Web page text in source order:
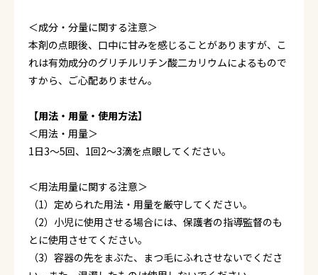
＜成分・分量に関する注意＞
本剤の点眼後、口中に甘みを感じることがありますが、こ
れは有効成分のグリチルリチン酸二カリウムによるもので
すから、ご心配ありません。
【用法・用量・使用方法】
＜用法・用量＞
1日3～5回、1回2～3滴を点眼してください。
＜用法用量に関する注意＞
（1）定められた用法・用量を厳守してください。
（2）小児に使用させる場合には、保護者の指導監督のも
とに使用させてください。
（3）容器の先をまぶた、まつ毛にふれさせないでくださ